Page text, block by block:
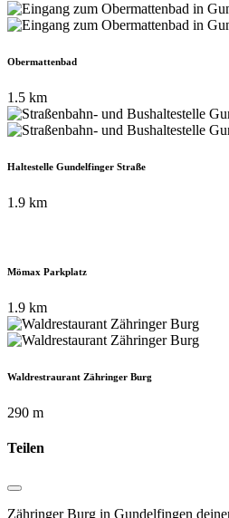
Obermattenbad
1.5 km
Haltestelle Gundelfinger Straße
1.9 km
Mömax Parkplatz
1.9 km
Waldrestraurant Zähringer Burg
290 m
Teilen
Zähringer Burg in Gundelfingen